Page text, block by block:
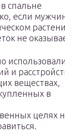
спальне
если
не
использовали
и
веществах,
в
целях